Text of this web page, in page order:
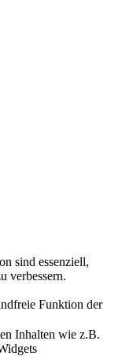
sind essenziell,
verbessern.
Funktion der
Inhalten wie z.B.